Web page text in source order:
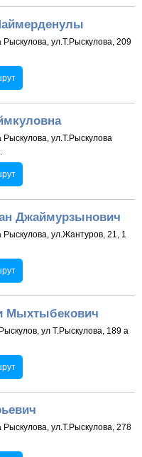
ул.Т.Рыскулова, 209
Рыскулова, ул.Т.Рыскулова
Джаймурзынович
Рыскулова, ул.Жантуров, 21, 1
Мыхтыбекович
ул Т.Рыскулова, 189 а
ул.Т.Рыскулова, 278